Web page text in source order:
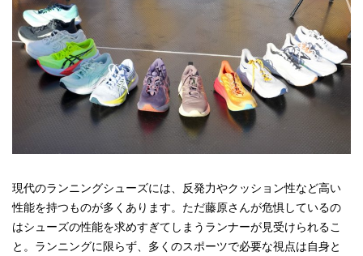
現代のランニングシューズには、反発力やクッション性など高い
性能を持つものが多くあります。ただ藤原さんが危惧しているの
はシューズの性能を求めすぎてしまうランナーが見受けられるこ
と。ランニングに限らず、多くのスポーツで必要な視点は自身と